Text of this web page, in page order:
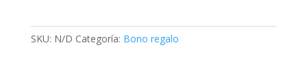
SKU: N/D Categoría: Bono regalo